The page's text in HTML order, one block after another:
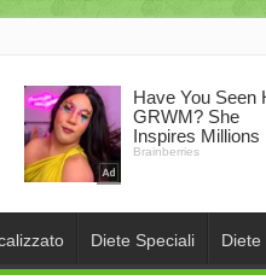
Diete Speciali Diete